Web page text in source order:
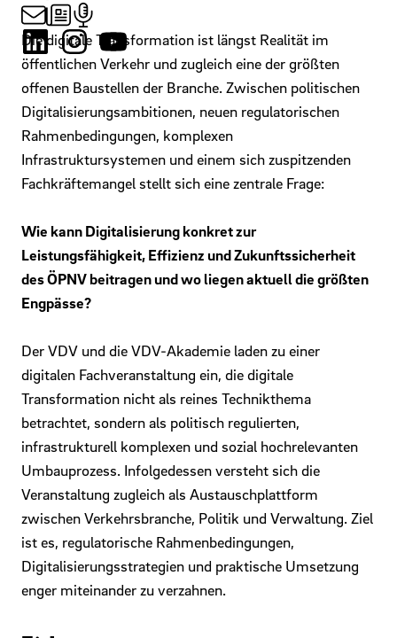
Die digitale Transformation ist längst Realität im
öffentlichen Verkehr und zugleich eine der größten
offenen Baustellen der Branche. Zwischen politischen
Digitalisierungsambitionen, neuen regulatorischen
Rahmenbedingungen, komplexen
Infrastruktursystemen und einem sich zuspitzenden
Fachkräftemangel stellt sich eine zentrale Frage:
Wie kann Digitalisierung konkret zur
Leistungsfähigkeit, Effizienz und Zukunftssicherheit
des ÖPNV beitragen und wo liegen aktuell die größten
Engpässe?
Der VDV und die VDV-Akademie laden zu einer
digitalen Fachveranstaltung ein, die digitale
Transformation nicht als reines Technikthema
betrachtet, sondern als politisch regulierten,
infrastrukturell komplexen und sozial hochrelevanten
Umbauprozess. Infolgedessen versteht sich die
Veranstaltung zugleich als Austauschplattform
zwischen Verkehrsbranche, Politik und Verwaltung. Ziel
ist es, regulatorische Rahmenbedingungen,
Digitalisierungsstrategien und praktische Umsetzung
enger miteinander zu verzahnen.